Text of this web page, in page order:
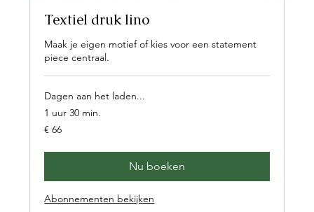
Textiel druk lino
Maak je eigen motief of kies voor een statement
piece centraal.
Dagen aan het laden...
1 uur 30 min.
66
euro
€ 66
Nu boeken
Abonnementen bekijken